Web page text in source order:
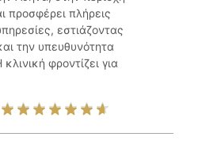
προσφέρει πλήρεις
εστιάζοντας
την υπευθυνότητα
φροντίζει για